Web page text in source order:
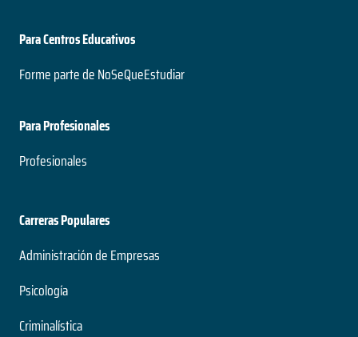
Para Centros Educativos
Forme parte de NoSeQueEstudiar
Para Profesionales
Profesionales
Carreras Populares
Administración de Empresas
Psicología
Criminalística